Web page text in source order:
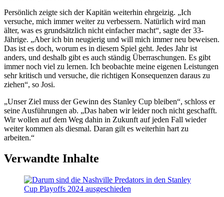
Persönlich zeigte sich der Kapitän weiterhin ehrgeizig. „Ich
versuche, mich immer weiter zu verbessern. Natürlich wird man
älter, was es grundsätzlich nicht einfacher macht“, sagte der 33-
Jährige. „Aber ich bin neugierig und will mich immer neu beweisen.
Das ist es doch, worum es in diesem Spiel geht. Jedes Jahr ist
anders, und deshalb gibt es auch ständig Überraschungen. Es gibt
immer noch viel zu lernen. Ich beobachte meine eigenen Leistungen
sehr kritisch und versuche, die richtigen Konsequenzen daraus zu
ziehen“, so Josi.
„Unser Ziel muss der Gewinn des Stanley Cup bleiben“, schloss er
seine Ausführungen ab. „Das haben wir leider noch nicht geschafft.
Wir wollen auf dem Weg dahin in Zukunft auf jeden Fall wieder
weiter kommen als diesmal. Daran gilt es weiterhin hart zu
arbeiten.“
Verwandte Inhalte